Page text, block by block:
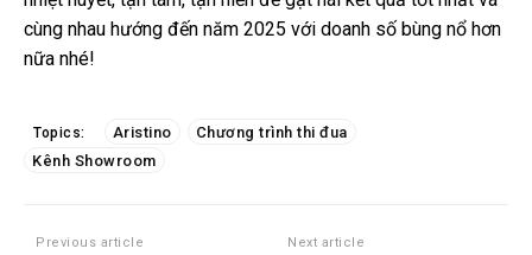
cùng nhau hướng đến năm 2025 với doanh số bùng nổ hơn
nữa nhé!
Topics: Aristino
Chương trình thi đua
Kênh Showroom
Previous article Next article